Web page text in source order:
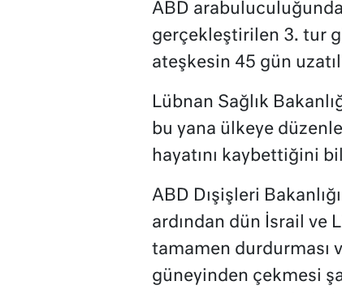
ABD arabuluculuğunda
gerçekleştirilen 3. tur
ateşkesin 45 gün
Lübnan Sağlık
bu yana ülkeye
hayatını kaybettiğini
ABD Dışişleri
ardından dün İsrail ve
tamamen durdurması
güneyinden çekmesi